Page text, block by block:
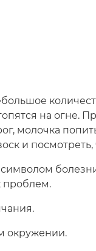
на огне.
молочка
и
символом
проблем.
окружении.